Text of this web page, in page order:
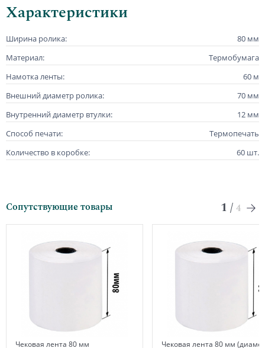
Характеристики
Ширина ролика:
80 мм
Материал:
Термобумага
Намотка ленты:
60 м
Внешний диаметр ролика:
70 мм
Внутренний диаметр втулки:
12 мм
Способ печати:
Термопечать
Количество в коробке:
60 шт.
Сопутствующие товары 1 / 4
Чековая лента 80 мм
Чековая лента 80 мм